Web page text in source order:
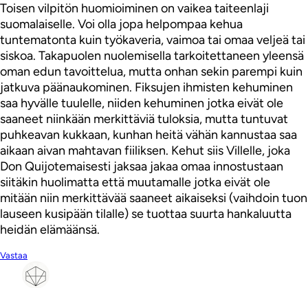
Toisen vilpitön huomioiminen on vaikea taiteenlaji
suomalaiselle. Voi olla jopa helpompaa kehua
tuntematonta kuin työkaveria, vaimoa tai omaa veljeä tai
siskoa. Takapuolen nuolemisella tarkoitettaneen yleensä
oman edun tavoittelua, mutta onhan sekin parempi kuin
jatkuva päänaukominen. Fiksujen ihmisten kehuminen
saa hyvälle tuulelle, niiden kehuminen jotka eivät ole
saaneet niinkään merkittäviä tuloksia, mutta tuntuvat
puhkeavan kukkaan, kunhan heitä vähän kannustaa saa
aikaan aivan mahtavan fiiliksen. Kehut siis Villelle, joka
Don Quijotemaisesti jaksaa jakaa omaa innostustaan
siitäkin huolimatta että muutamalle jotka eivät ole
mitään niin merkittävää saaneet aikaiseksi (vaihdoin tuon
lauseen kusipään tilalle) se tuottaa suurta hankaluutta
heidän elämäänsä.
Vastaa